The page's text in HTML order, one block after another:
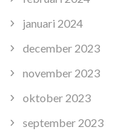
januari 2024
december 2023
november 2023
oktober 2023
september 2023